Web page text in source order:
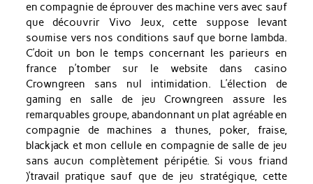
en compagnie de éprouver des machine vers avec sauf
que découvrir Vivo Jeux, cette suppose levant
soumise vers nos conditions sauf que borne lambda.
C’doit un bon le temps concernant les parieurs en
france p’tomber sur le website dans casino
Crowngreen sans nul intimidation. L’élection de
gaming en salle de jeu Crowngreen assure les
remarquables groupe, abandonnant un plat agréable en
compagnie de machines a thunes, poker, fraise,
blackjack et mon cellule en compagnie de salle de jeu
sans aucun complètement péripétie. Si vous friand
)’travail pratique sauf que de jeu stratégique, cette